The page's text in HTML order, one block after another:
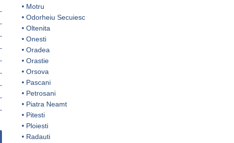
• Motru
• Odorheiu Secuiesc
• Oltenita
• Onesti
• Oradea
• Orastie
• Orsova
• Pascani
• Petrosani
• Piatra Neamt
• Pitesti
• Ploiesti
• Radauti